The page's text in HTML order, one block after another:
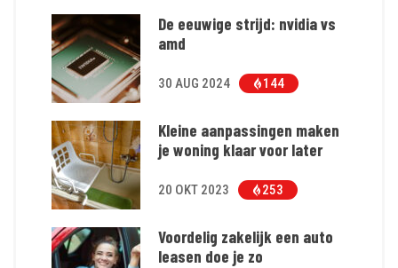
De eeuwige strijd: nvidia vs
amd
30 AUG 2024 144
Kleine aanpassingen maken
je woning klaar voor later
20 OKT 2023 253
Voordelig zakelijk een auto
leasen doe je zo